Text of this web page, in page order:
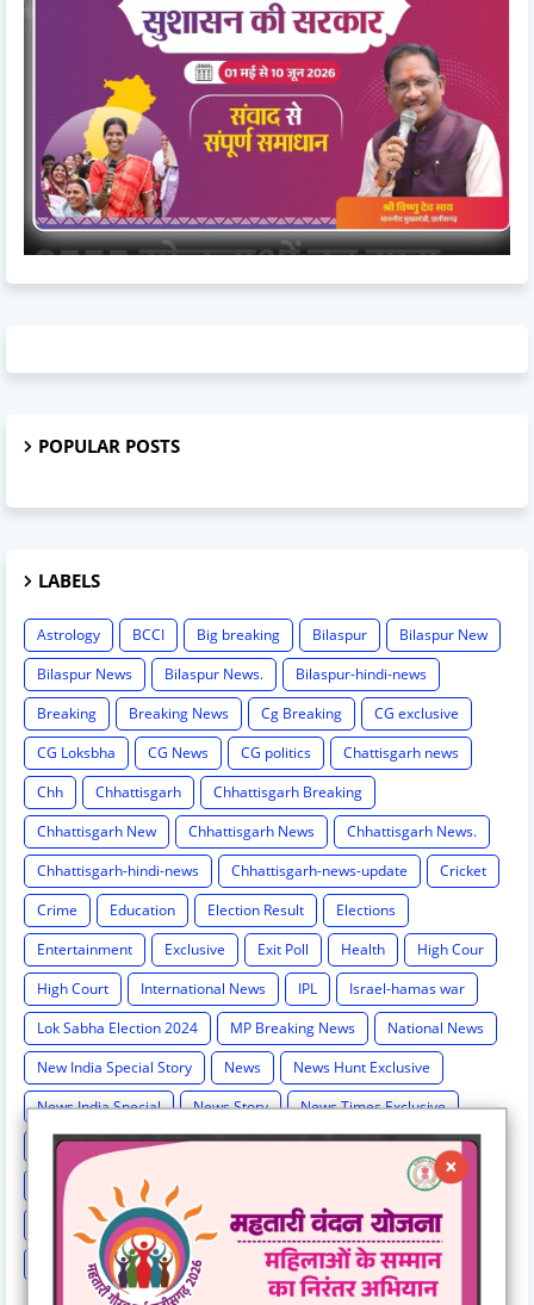
POPULAR POSTS
LABELS
Astrology BCCI Big breaking Bilaspur
Bilaspur New
Bilaspur News
Bilaspur News.
Bilaspur-hindi-news
Breaking
Breaking News Cg Breaking
CG exclusive
CG Loksbha
CG News CG politics
Chattisgarh news
Chh
Chhattisgarh
Chhattisgarh Breaking
Chhattisgarh New
Chhattisgarh News
Chhattisgarh News.
Chhattisgarh-hindi-news
Chhattisgarh-news-update
Cricket
Crime
Education Election Result
Elections
Entertainment
Exclusive Exit Poll Health
High Cour
High Court
International News IPL
Israel-hamas war
Lok Sabha Election 2024
MP Breaking News
National News
New India Special Story
News
News Hunt Exclusive
News India Special
News Story
News Times Exclusive
Politics
Rahul Gandhi Railway News
Rajasthan
Religion And Spirituality
Social Event
sonia Gandhi
Sports Supreme Court
Technology
Train Cancel
Uttarpradesh Weather